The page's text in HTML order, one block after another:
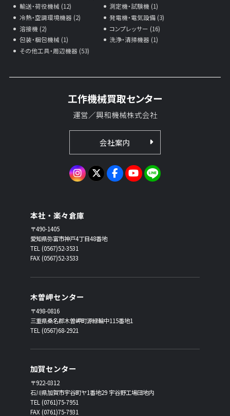
輸送・荷役機械 (12)
測定機・試験機 (1)
冷熱・空調環境機器 (2)
発電機・電気設備 (3)
溶接機 (2)
コンプレッサー (16)
包装・梱包機械 (1)
洗浄・清掃機器 (1)
その他工具・周辺機器 (53)
工作機械買取センター
運営／興和機械株式会社
会社案内
本社・楽々倉庫
〒490-1405
愛知県弥富市神戸4丁目48番地
TEL (0567)52-3531
FAX (0567)52-3533
木曽岬センター
〒498-0816
三重県桑名郡木曽岬町源緑輪中115番地1
TEL (0567)68-2921
加賀センター
〒922-0312
石川県加賀市宇谷町ヤ1番地29 宇谷野工場団地内
TEL (0761)75-7951
FAX (0761)75-7931